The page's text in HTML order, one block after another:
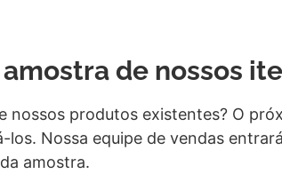
de nossos
nossos produtos existentes? O
los. Nossa equipe de vendas
amostra.